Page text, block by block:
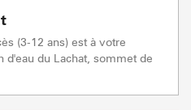
(3-12 ans) est à votre
du Lachat, sommet de